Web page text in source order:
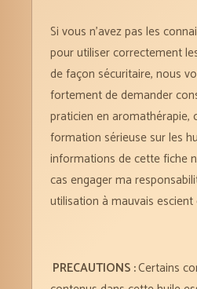
Si vous n’avez pas les
pour utiliser correctement
de façon sécuritaire, nous
fortement de demander
praticien en aromathérapie,
formation sérieuse sur les
informations de cette fiche
cas engager ma
utilisation à mauvais
PRECAUTIONS :Certains